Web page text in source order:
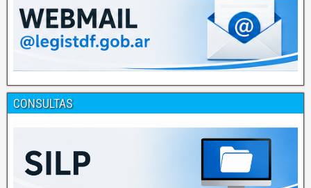
CONSULTAS